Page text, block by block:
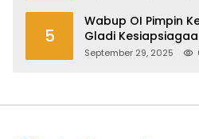
5
Wabup OI Pimpin
Gladi
September 29, 2025